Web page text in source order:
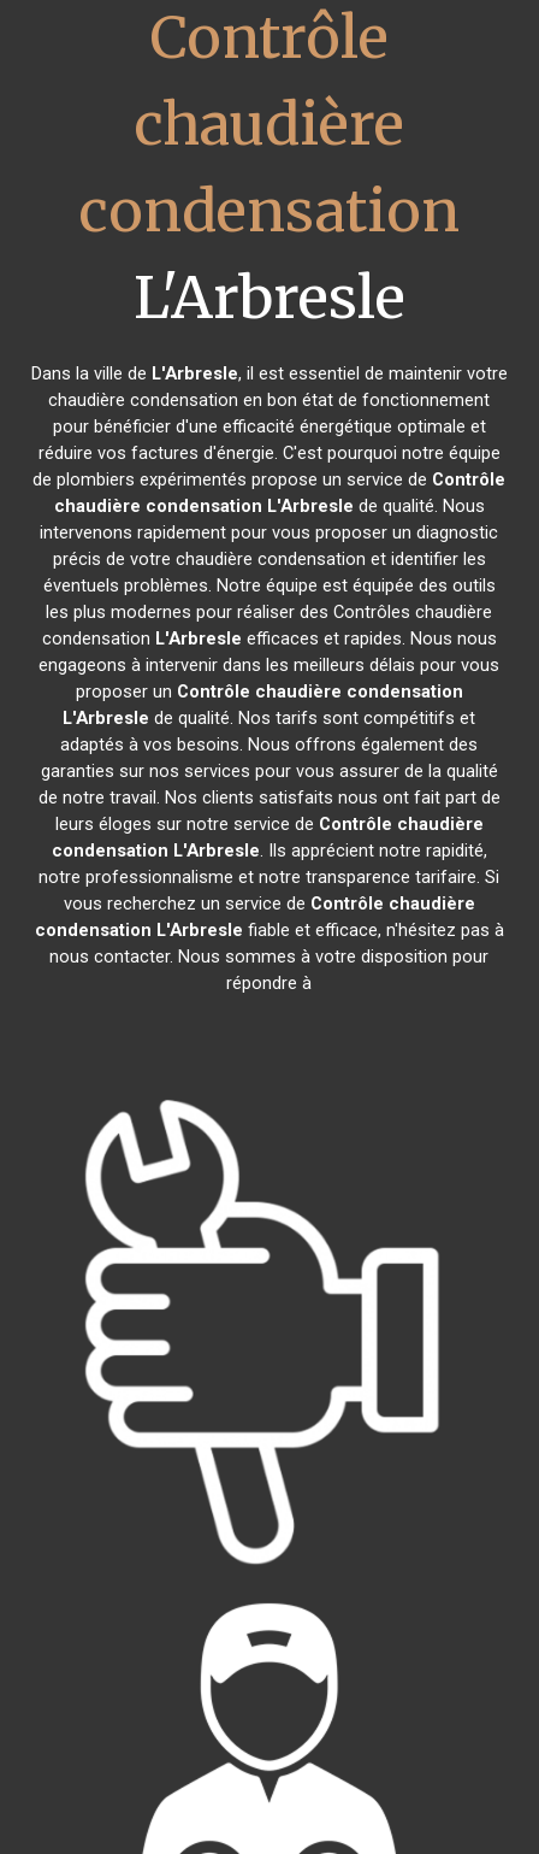
Contrôle
chaudière
condensation
L'Arbresle
Dans la ville de L'Arbresle, il est essentiel de maintenir votre
chaudière condensation en bon état de fonctionnement
pour bénéficier d'une efficacité énergétique optimale et
réduire vos factures d'énergie. C'est pourquoi notre équipe
de plombiers expérimentés propose un service de Contrôle
chaudière condensation L'Arbresle de qualité. Nous
intervenons rapidement pour vous proposer un diagnostic
précis de votre chaudière condensation et identifier les
éventuels problèmes. Notre équipe est équipée des outils
les plus modernes pour réaliser des Contrôles chaudière
condensation L'Arbresle efficaces et rapides. Nous nous
engageons à intervenir dans les meilleurs délais pour vous
proposer un Contrôle chaudière condensation
L'Arbresle de qualité. Nos tarifs sont compétitifs et
adaptés à vos besoins. Nous offrons également des
garanties sur nos services pour vous assurer de la qualité
de notre travail. Nos clients satisfaits nous ont fait part de
leurs éloges sur notre service de Contrôle chaudière
condensation L'Arbresle. Ils apprécient notre rapidité,
notre professionnalisme et notre transparence tarifaire. Si
vous recherchez un service de Contrôle chaudière
condensation L'Arbresle fiable et efficace, n'hésitez pas à
nous contacter. Nous sommes à votre disposition pour
répondre à